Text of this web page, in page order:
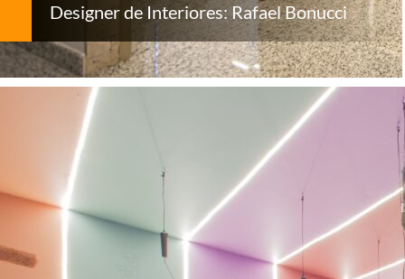
Designer de Interiores: Rafael Bonucci